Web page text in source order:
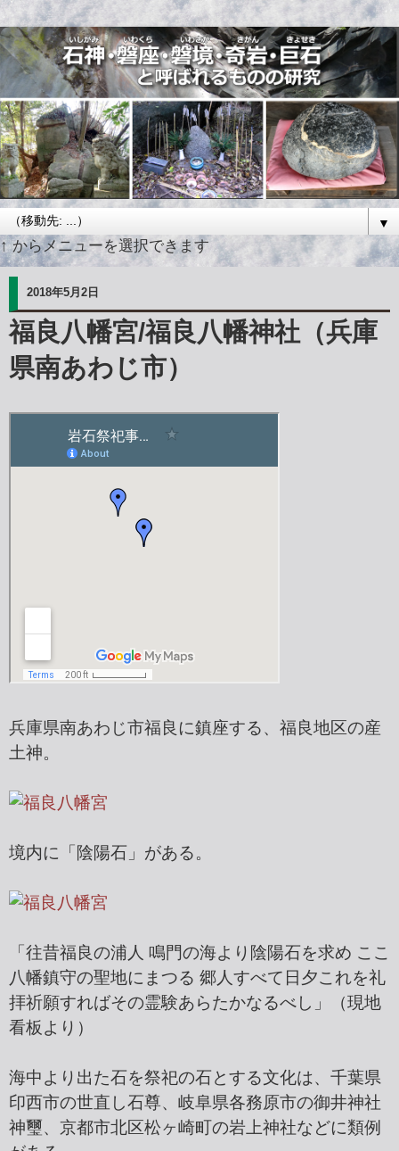
▼
↑ からメニューを選択できます
2018年5月2日
福良八幡宮/福良八幡神社（兵庫
県南あわじ市）
兵庫県南あわじ市福良に鎮座する、福良地区の産
土神。
境内に「陰陽石」がある。
「往昔福良の浦人 鳴門の海より陰陽石を求め ここ
八幡鎮守の聖地にまつる 郷人すべて日夕これを礼
拝祈願すればその霊験あらたかなるべし」（現地
看板より）
海中より出た石を祭祀の石とする文化は、千葉県
印西市の世直し石尊、岐阜県各務原市の御井神社
神璽、京都市北区松ヶ崎町の岩上神社などに類例